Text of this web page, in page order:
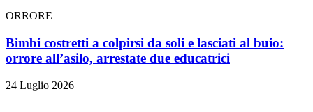
ORRORE
Bimbi costretti a colpirsi da soli e lasciati al buio:
orrore all’asilo, arrestate due educatrici
24 Luglio 2026